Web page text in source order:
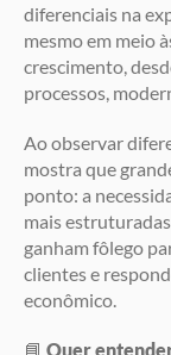
diferenciais na
mesmo em meio
crescimento,
processos,
Ao observar
mostra que
ponto: a
mais
ganham fôlego
clientes e
econômico.
📘 Quer